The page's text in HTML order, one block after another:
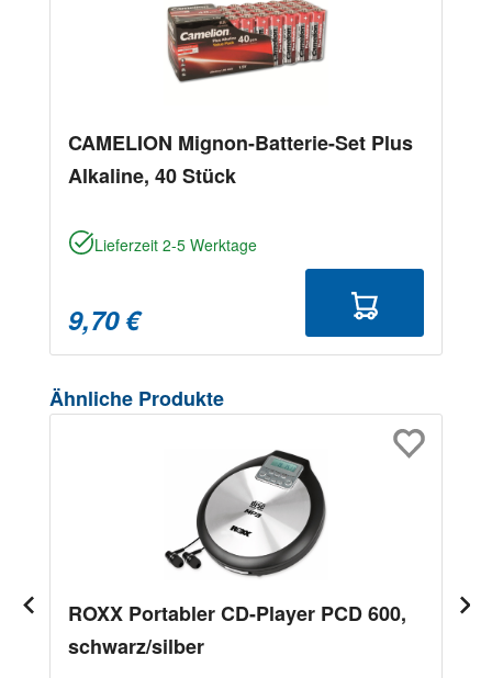
CAMELION Mignon-Batterie-Set Plus
Alkaline, 40 Stück
Lieferzeit 2-5 Werktage
9,70 €
Produktgalerie überspringen
Ähnliche Produkte
ROXX Portabler CD-Player PCD 600,
schwarz/silber